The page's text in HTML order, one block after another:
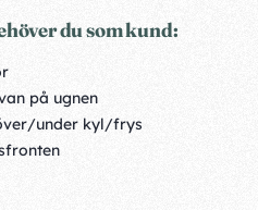
du som kund:
på ugnen
under kyl/frys